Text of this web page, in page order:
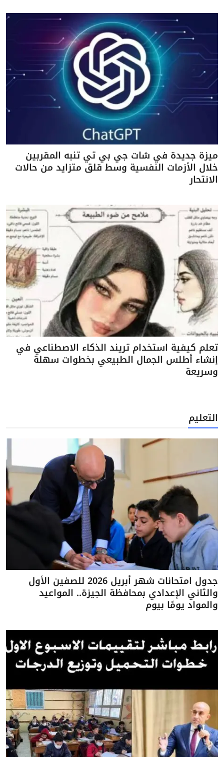
ميزة جديدة في شات جي بي تي تنبه المقربين
خلال الأزمات النفسية وسط قلق متزايد من حالات
الانتحار
تعلم كيفية استخدام تريند الذكاء الاصطناعي في
إنشاء أطلس الجمال الطبيعي بخطوات سهلة
وسريعة
التعليم
جدول امتحانات شهر أبريل 2026 للصفين الأول
والثاني الإعدادي بمحافظة الجيزة.. المواعيد
والمواد يومًا بيوم